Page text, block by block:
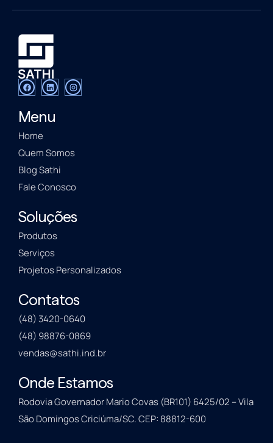
Menu
Home
Quem Somos
Blog Sathi
Fale Conosco
Soluções
Produtos
Serviços
Projetos Personalizados
Contatos
(48) 3420-0640
(48) 98876-0869
vendas@sathi.ind.br
Onde Estamos
Rodovia Governador Mario Covas (BR101) 6425/02 – Vila
São Domingos Criciúma/SC. CEP: 88812-600